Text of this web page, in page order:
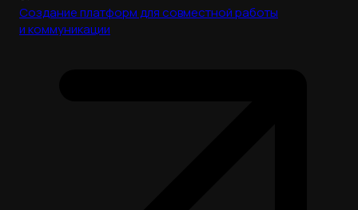
Создание платформ для совместной работы
и коммуникации